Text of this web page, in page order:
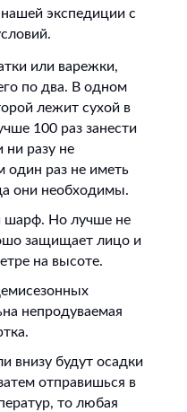
экспедиции с
или варежки,
по два. В одном
лежит сухой в
100 раз занести
ни разу не
один раз не иметь
они необходимы.
шарф. Но лучше не
защищает лицо и
на высоте.
непродуваемая
внизу будут осадки
отправишься в
то любая